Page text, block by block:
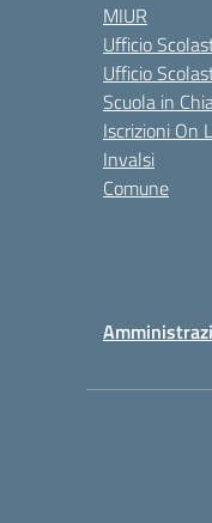
MIUR
Ufficio
Ufficio
Scuola in
Iscrizioni On
Invalsi
Comune